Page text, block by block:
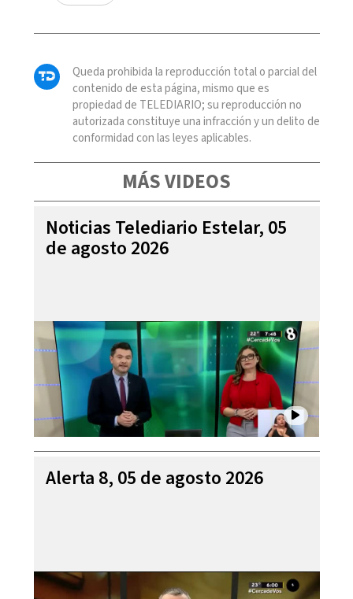
Queda prohibida la reproducción total o parcial del
contenido de esta página, mismo que es
propiedad de TELEDIARIO; su reproducción no
autorizada constituye una infracción y un delito de
conformidad con las leyes aplicables.
MÁS VIDEOS
Noticias Telediario Estelar, 05
de agosto 2026
Alerta 8, 05 de agosto 2026